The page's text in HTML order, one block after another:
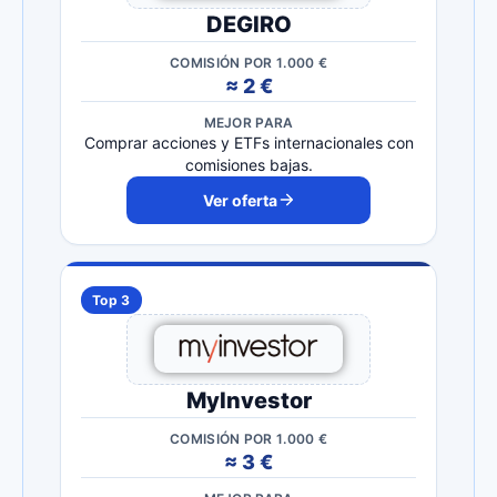
DEGIRO
COMISIÓN POR 1.000 €
≈ 2 €
MEJOR PARA
Comprar acciones y ETFs internacionales con
comisiones bajas.
Ver oferta
Top 3
MyInvestor
COMISIÓN POR 1.000 €
≈ 3 €